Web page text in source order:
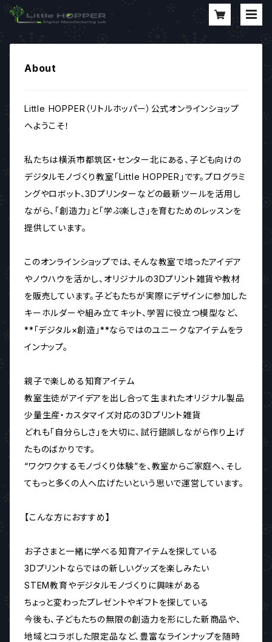
About
Little HOPPER（リトルホッパー）公式オンラインショップ
へようこそ！
私たちは横浜市都筑区・センター北にある、子ども向けの
デジタルモノづくり教室「Little HOPPER」です。プログラミ
ングやロボット、3Dプリンターなどの最新ツールを活用し
ながら、「創造力」と「学ぶ楽しさ」を育むためのレッスンを
提供しています。
このオンラインショップでは、そんな教室で培ったアイデア
やノウハウを活かし、オリジナルの3Dプリント雑貨や教材
を販売しています。子どもたちが実際にデザインに参加した
キーホルダーや組み立てキット、学習に役立つ模型など、
**「デジタル×創造」**ならではのユニークなアイテムをラ
インナップ。
親子で楽しめる知育アイテム
教室生徒がアイデアを出し合って生まれたオリジナル製品
少量生産・カスタマイズ対応の3Dプリント雑貨
どれも「自分らしさ」を大切に、試行錯誤しながら作り上げ
たものばかりです。
“ワクワクするモノづくり体験”を、教室からご家庭へ、そし
てもっと多くの人へ広げたいという思いで運営しています。
【こんな方におすすめ】
お子さまと一緒に学べる知育アイテムを探している
3Dプリントならではの新しいグッズを楽しみたい
STEM教育やデジタルモノづくりに興味がある
ちょっと変わったプレゼントやギフトを探している
今後も、子どもたちの無限の創造力を形にした新商品や、
地域とコラボした限定品など、豊富なラインナップを随時